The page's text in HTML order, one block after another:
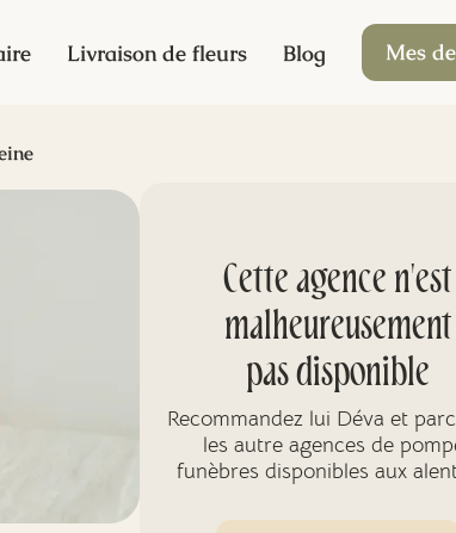
Livraison de fleurs Blog Mes
Cette agence n'est
malheureusement
pas disponible
Recommandez lui Déva et
les autre agences de
funèbres disponibles aux